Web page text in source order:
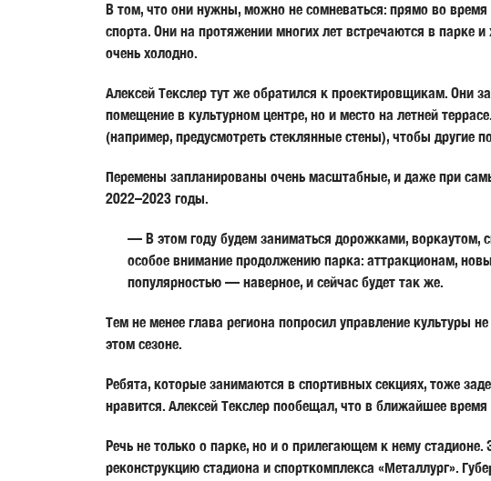
В том, что они нужны, можно не сомневаться: прямо во
спорта. Они на протяжении многих лет встречаются в парке
очень холодно.
Алексей Текслер тут же обратился к проектировщикам. Они
помещение в культурном центре, но и место на летней
(например, предусмотреть стеклянные стены), чтобы другие
Перемены запланированы очень масштабные, и даже при
2022–2023 годы.
— В этом году будем заниматься дорожками,
особое внимание продолжению парка: аттракционам,
популярностью — наверное, и сейчас будет так же.
Тем не менее глава региона попросил управление культуры
этом сезоне.
Ребята, которые занимаются в спортивных секциях, тоже
нравится. Алексей Текслер пообещал, что в ближайшее
Речь не только о парке, но и о прилегающем к нему
реконструкцию стадиона и спорткомплекса «Металлург».